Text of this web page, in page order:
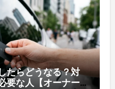
たらどうなる？対
要な人【オーナー